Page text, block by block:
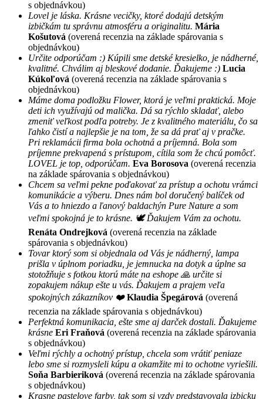
s objednávkou)
Lovel je láska. Krásne vecičky, ktoré dodajú detským
izbičkám tu správnu atmosféru a originalitu. Mária
Košutová (overená recenzia na základe spárovania s
objednávkou)
Určite odporúčam :) Kúpili sme detské kresielko, je nádherné,
kvalitné. Chválim aj bleskové dodanie. Ďakujeme :) Lucia
Kúkoľová (overená recenzia na základe spárovania s
objednávkou)
Máme doma podložku Flower, ktorá je veľmi praktická. Moje
deti ich využívajú od malička. Dá sa rýchlo skladať, alebo
zmeniť veľkost podľa potreby. Je z kvalitného materiálu, čo sa
ľahko čistí a najlepšie je na tom, že sa dá prať aj v pračke.
Pri reklamácii firma bola ochotná a príjemná. Bola som
príjemne prekvapená s prístupom, cítila som že chcú pomôcť.
LOVEL je top, odporúčam. Eva Borosova (overená recenzia
na základe spárovania s objednávkou)
Chcem sa veľmi pekne poďakovať za prístup a ochotu vrámci
komunikácie a výberu. Dnes nám bol doručený balíček od
Vás a to hniezdo a ľanový baldachýn Pure Nature a som
veľmi spokojná je to krásne. 🕊 Ďakujem Vám za ochotu.
Renáta Ondrejková (overená recenzia na základe
spárovania s objednávkou)
Tovar ktorý som si objednala od Vás je nádherný, lampa
prišla v úplnom poriadku, je jemnucka na dotyk a úplne sa
stotožňuje s fotkou ktorú máte na eshope 🙏 určite si
zopakujem nákup ešte u vás. Ďakujem a prajem veľa
spokojných zákazníkov ❤️ Klaudia Špegárová (overená
recenzia na základe spárovania s objednávkou)
Perfektná komunikacia, ešte sme aj darček dostali. Ďakujeme
krásne Eri Fraňová (overená recenzia na základe spárovania
s objednávkou)
Veľmi rýchly a ochotný prístup, chcela som vrátiť peniaze
lebo sme si rozmysleli kúpu a okamžite mi to ochotne vyriešili.
Soňa Barbieriková (overená recenzia na základe spárovania
s objednávkou)
Krasne pastelove farby, tak som si vzdy predstavovala izbicku